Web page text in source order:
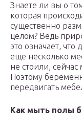
Знаете ли вы о
которая
существенно
целом? Ведь
это означает,
еще несколько
не стоили, сейчас
Поэтому
передвигать
Как мыть полы